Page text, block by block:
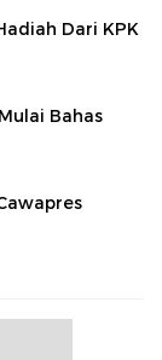
Dari KPK
Bahas